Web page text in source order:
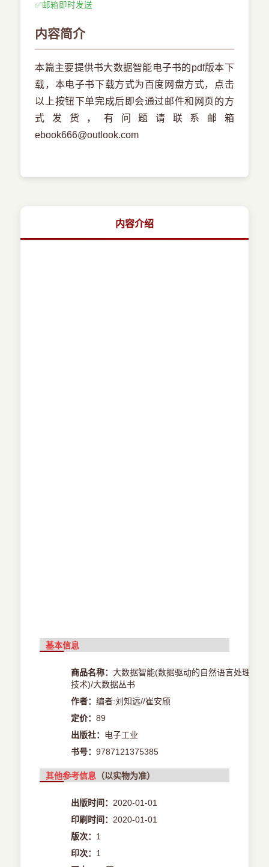
✅邮箱即时发送
内容简介
本篇主要提供书大数据智能电子书的pdf版本下
载，本电子书下载方式为百度网盘方式，点击
以上按钮下单完成后即会通过邮件和网页的方
式发货，有问题请联系邮箱
ebook666@outlook.com
内容介绍
基本信息
商品名称：大数据智能(数据驱动的自然语言处理
技术)/大数据丛书
作者：编者:刘知远//崔安颀
定价：89
出版社： 电子工业
书号：9787121375385
其他参考信息 （以实物为准）
出版时间：2020-01-01
印刷时间：2020-01-01
版次： 1
印次： 1